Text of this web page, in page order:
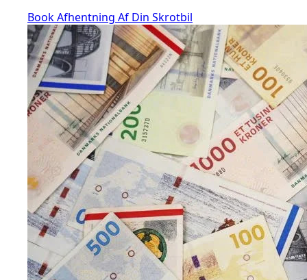
Book Afhentning Af Din Skrotbil